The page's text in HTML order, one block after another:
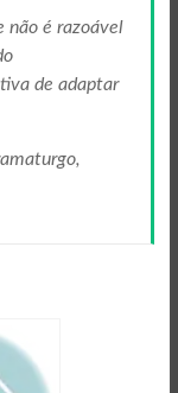
não é razoável
de adaptar